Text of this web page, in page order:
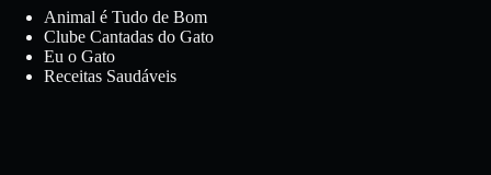
Animal é Tudo de Bom
Clube Cantadas do Gato
Eu o Gato
Receitas Saudáveis